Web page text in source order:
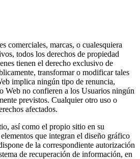
comerciales, marcas, o cualesquiera
todos los derechos de propiedad
tienen el derecho exclusivo de
transformar o modificar tales
implica ningún tipo de renuncia,
Web no confieren a los Usuarios ningún
previstos. Cualquier otro uso o
afectados.
así como el propio sitio en su
que integran el diseño gráfico
de la correspondiente autorización
de recuperación de información, en